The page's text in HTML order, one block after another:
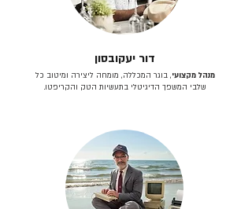
דור יעקובסון
מנהל מקצועי, בוגר המכללה, מומחה ליצירה ומיטוב כל
שלבי המשפך הדיגיטלי בתעשיות הטק והקריפטו.